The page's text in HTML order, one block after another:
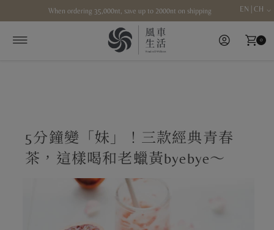
Skip to contentWhen ordering 35,000nt, save up to 2000nt on shipping EN | CH
0
5分鐘變「妹」！三款經典青春
茶，這樣喝和老蠟黃byebye～